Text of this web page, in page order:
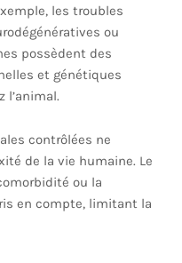
les troubles
ou
possèdent des
et génétiques
contrôlées ne
de la vie humaine. Le
ou la
en compte, limitant la